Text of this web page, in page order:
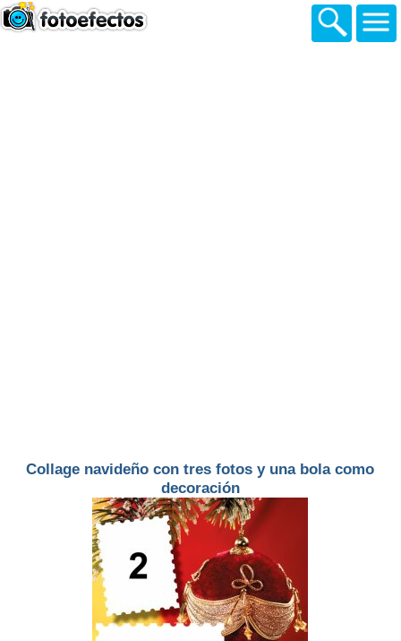
Collage navideño con tres fotos y una bola como
decoración